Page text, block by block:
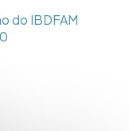
do IBDFAM